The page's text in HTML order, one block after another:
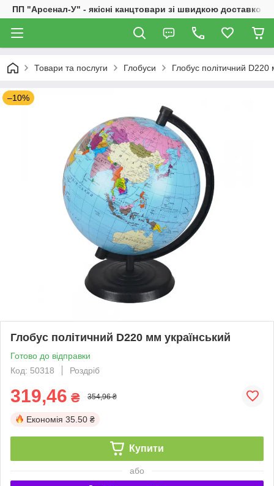
ПП "Арсенал-У" - якісні канцтовари зі швидкою доставкою
Товари та послуги Глобуси Глобус політичний D220
–10%
Глобус політичний D220 мм український
Готово до відправки
Код: 50318
Роздріб
319,46 ₴ 354,96 ₴
Економія 35.50 ₴
Купити
або